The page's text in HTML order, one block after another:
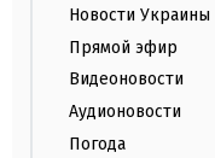
Новости Украины
Прямой эфир
Видеоновости
Аудионовости
Погода